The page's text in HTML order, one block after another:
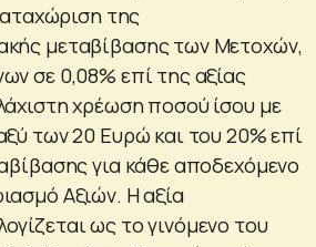
της
μεταβίβασης των Μετοχών,
σε 0,08% επί της αξίας
χρέωση ποσού ίσου με
των 20 Ευρώ και του 20% επί
για κάθε αποδεχόμενο
Αξιών. Η αξία
ως το γινόμενο του